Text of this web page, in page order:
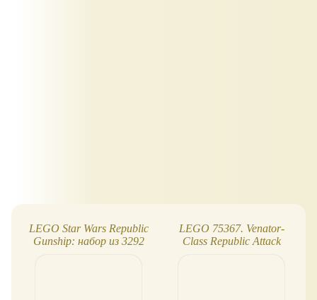
LEGO Star Wars Republic
Gunship: набор из 3292
LEGO 75367. Venator-
Class Republic Attack